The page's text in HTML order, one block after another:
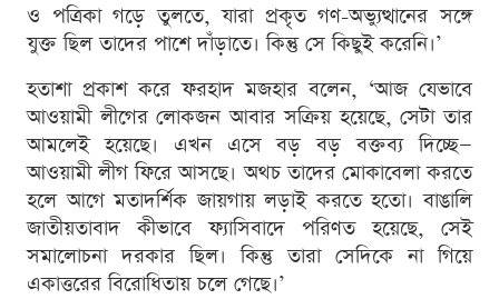
ও পত্রিকা গড়ে তুলতে, যারা প্রকৃত গণ-অভ্যুত্থানের সঙ্গে
যুক্ত ছিল তাদের পাশে দাঁড়াতে। কিন্তু সে কিছুই করেনি।’
হতাশা প্রকাশ করে ফরহাদ মজহার বলেন, ‘আজ যেভাবে
আওয়ামী লীগের লোকজন আবার সক্রিয় হয়েছে, সেটা তার
আমলেই হয়েছে। এখন এসে বড় বড় বক্তব্য দিচ্ছে—
আওয়ামী লীগ ফিরে আসছে। অথচ তাদের মোকাবেলা করতে
হলে আগে মতাদর্শিক জায়গায় লড়াই করতে হতো। বাঙালি
জাতীয়তাবাদ কীভাবে ফ্যাসিবাদে পরিণত হয়েছে, সেই
সমালোচনা দরকার ছিল। কিন্তু তারা সেদিকে না গিয়ে
একাত্তরের বিরোধিতায় চলে গেছে।’